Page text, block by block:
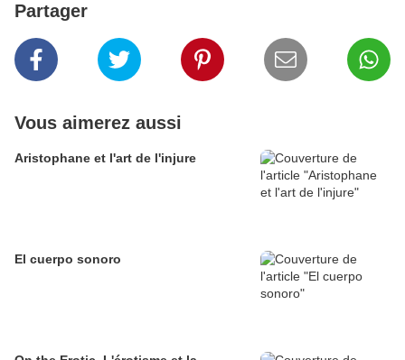
Partager
Vous aimerez aussi
Aristophane et l'art de l'injure
El cuerpo sonoro